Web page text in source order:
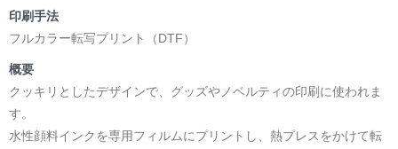
印刷手法
フルカラー転写プリント（DTF）
概要
クッキリとしたデザインで、グッズやノベルティの印刷に使われま
す。
水性顔料インクを専用フィルムにプリントし、熱プレスをかけて転